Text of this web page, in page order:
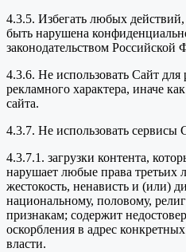
4.3.5. Избегать любых
быть нарушена
законодательством
4.3.6. Не использовать Сайт
рекламного характера, иначе
сайта.
4.3.7. Не использовать сервисы
4.3.7.1. загрузки контента,
нарушает любые права третьих
жестокость, ненависть и (или)
национальному, половому,
признакам; содержит
оскорбления в адрес
власти.